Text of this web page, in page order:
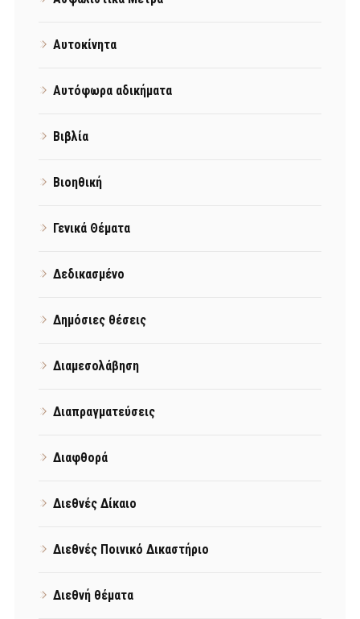
Αυτοκίνητα
Αυτόφωρα αδικήματα
Βιβλία
Βιοηθική
Γενικά Θέματα
Δεδικασμένο
Δημόσιες θέσεις
Διαμεσολάβηση
Διαπραγματεύσεις
Διαφθορά
Διεθνές Δίκαιο
Διεθνές Ποινικό Δικαστήριο
Διεθνή θέματα